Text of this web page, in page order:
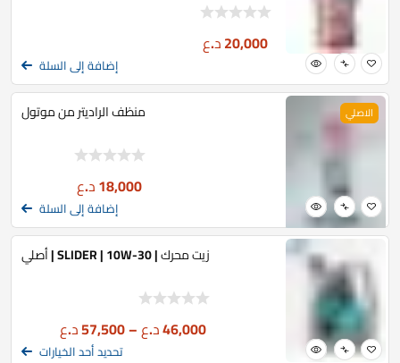
20,000د.ع
إضافة إلى السلة
الاصلي منظف الراديتر من موتول
18,000د.ع
إضافة إلى السلة
زيت محرك | SLIDER | 10W-30 | أصلي
46,000د.ع–
57,500د.ع
تحديد أحد الخيارات